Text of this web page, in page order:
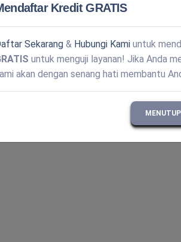
Kredit GRATIS
Sekarang & Hubungi Kami untuk
untuk menguji layanan! Jika Anda
akan dengan senang hati membantu
MENUTUP